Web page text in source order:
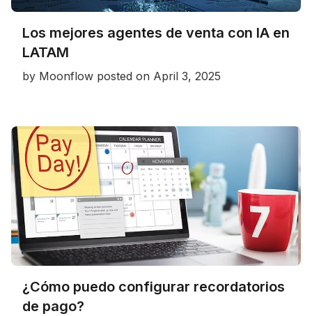
Los mejores agentes de venta con IA en
LATAM
by Moonflow posted on April 3, 2025
¿Cómo puedo configurar recordatorios
de pago?